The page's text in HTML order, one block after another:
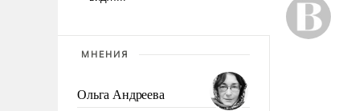
МНЕНИЯ
Ольга Андреева